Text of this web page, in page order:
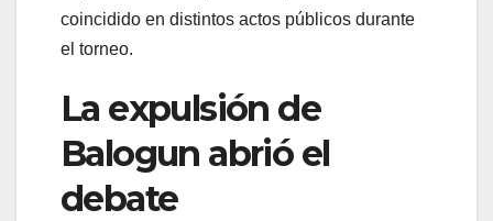
coincidido en distintos actos públicos durante
el torneo.
La expulsión de
Balogun abrió el
debate